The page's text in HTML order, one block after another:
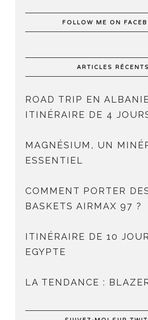
FOLLOW ME ON
ARTICLES RÉCENTS
ROAD TRIP EN
ITINÉRAIRE DE 4
MAGNÉSIUM, UN
ESSENTIEL
COMMENT PORTER
BASKETS AIRMAX 97 ?
ITINÉRAIRE DE 10
EGYPTE
LA TENDANCE :